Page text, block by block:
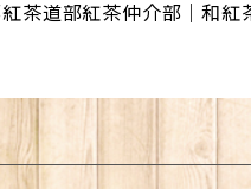
茶道部紅茶仲介部｜和紅